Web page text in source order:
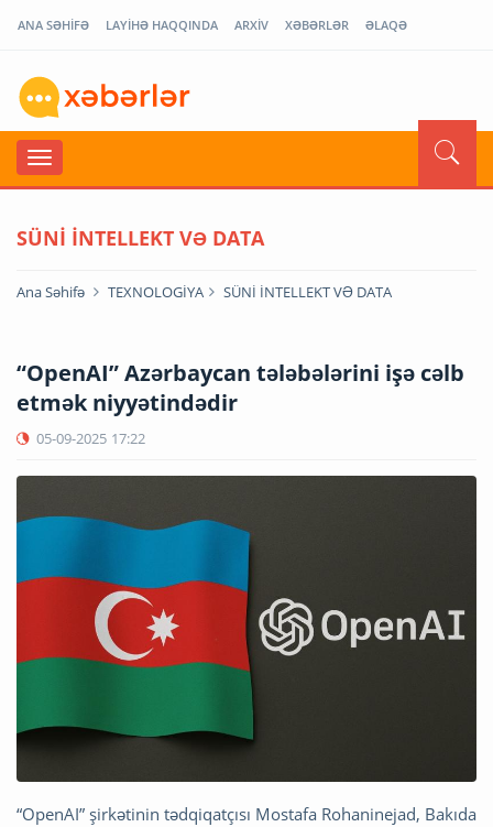
ANA SƏHİFƏ LAYİHƏ HAQQINDA ARXİV XƏBƏRLƏR ƏLAQƏ
SÜNİ İNTELLEKT VƏ DATA
Ana Səhifə TEXNOLOGİYA SÜNİ İNTELLEKT VƏ DATA
“OpenAI” Azərbaycan tələbələrini işə cəlb
etmək niyyətindədir
05-09-2025 17:22
“OpenAI” şirkətinin tədqiqatçısı Mostafa Rohaninejad, Bakıda